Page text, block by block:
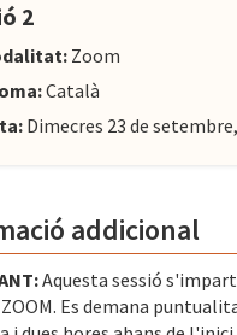
2
Zoom
Català
Dimecres 23 de
addicional
Aquesta sessió
Es demana